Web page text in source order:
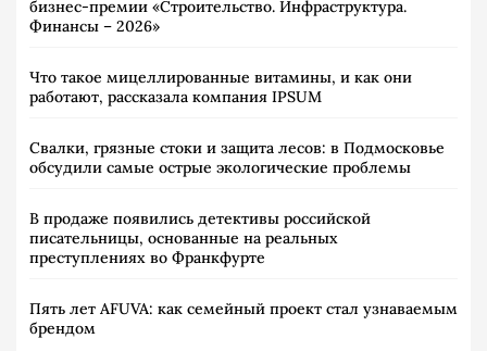
бизнес-премии «Строительство. Инфраструктура.
Финансы – 2026»
Что такое мицеллированные витамины, и как они
работают, рассказала компания IPSUM
Свалки, грязные стоки и защита лесов: в Подмосковье
обсудили самые острые экологические проблемы
В продаже появились детективы российской
писательницы, основанные на реальных
преступлениях во Франкфурте
Пять лет AFUVA: как семейный проект стал узнаваемым
брендом